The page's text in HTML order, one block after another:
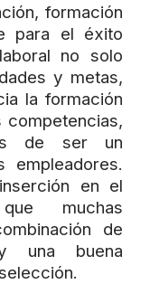
formación
para el éxito
no solo
y metas,
la formación
competencias,
de ser un
empleadores.
en el
muchas
de
y una buena